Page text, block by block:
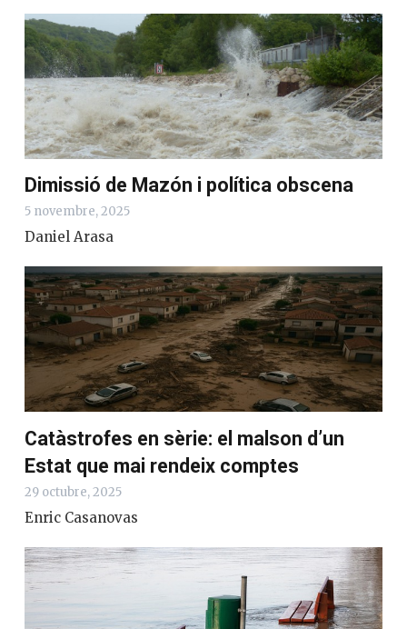
Dimissió de Mazón i política obscena
5 novembre, 2025
Daniel Arasa
Catàstrofes en sèrie: el malson d’un
Estat que mai rendeix comptes
29 octubre, 2025
Enric Casanovas